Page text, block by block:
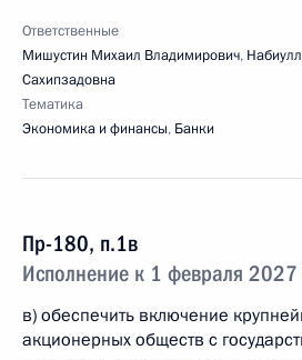
Ответственные
Мишустин Михаил Владимирович,
Сахипзадовна
Тематика
Экономика и финансы, Банки
Пр-180, п.1в
Исполнение к 1 февраля 2027
в) обеспечить включение
акционерных обществ с